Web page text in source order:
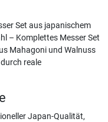
Set aus japanischem
– Komplettes Messer Set
Mahagoni und Walnuss
reale
Japan-Qualität,